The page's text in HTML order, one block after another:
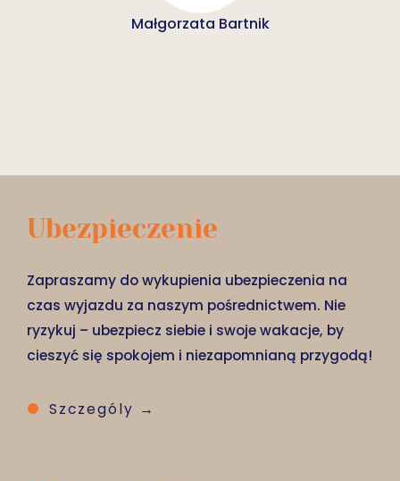
Małgorzata Bartnik
Ubezpieczenie
Zapraszamy do wykupienia ubezpieczenia na
czas wyjazdu za naszym pośrednictwem. Nie
ryzykuj – ubezpiecz siebie i swoje wakacje, by
cieszyć się spokojem i niezapomnianą przygodą!
Szczególy →